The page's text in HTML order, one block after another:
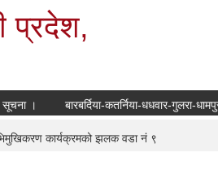
प्रदेश,
। बारबर्दिया-कतर्निया-धधवार-गुलरा-
कार्यक्रमको झलक वडा नं ९